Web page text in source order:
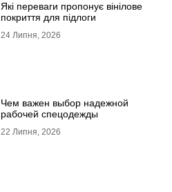
Які переваги пропонує вінілове
покриття для підлоги
24 Липня, 2026
Чем важен выбор надежной
рабочей спецодежды
22 Липня, 2026